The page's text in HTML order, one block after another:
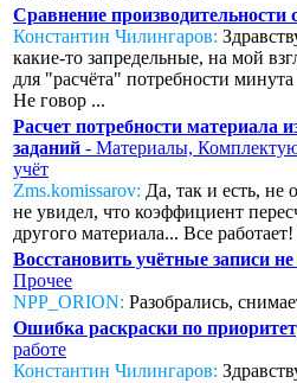
Сравнение производительности
Константин Чилингаров:
какие-то запредельные, на мой
для "расчёта" потребности
Не говор ...
Расчет потребности материала
заданий - Материалы,
учёт
Zms.komissarov: Да, так и есть, не
не увидел, что коэффициент
другого материала... Все
Восстановить учётные записи
Прочее
NPP_ORION: Разобрались,
Ошибка раскраски по
работе
Константин Чилингаров: